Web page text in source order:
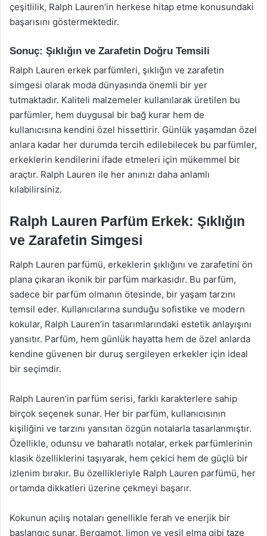
çeşitlilik, Ralph Lauren’in herkese hitap etme konusundaki
başarısını göstermektedir.
Sonuç: Şıklığın ve Zarafetin Doğru Temsili
Ralph Lauren erkek parfümleri, şıklığın ve zarafetin
simgesi olarak moda dünyasında önemli bir yer
tutmaktadır. Kaliteli malzemeler kullanılarak üretilen bu
parfümler, hem duygusal bir bağ kurar hem de
kullanıcısına kendini özel hissettirir. Günlük yaşamdan özel
anlara kadar her durumda tercih edilebilecek bu parfümler,
erkeklerin kendilerini ifade etmeleri için mükemmel bir
araçtır. Ralph Lauren ile her anınızı daha anlamlı
kılabilirsiniz.
Ralph Lauren Parfüm Erkek: Şıklığın
ve Zarafetin Simgesi
Ralph Lauren parfümü, erkeklerin şıklığını ve zarafetini ön
plana çıkaran ikonik bir parfüm markasıdır. Bu parfüm,
sadece bir parfüm olmanın ötesinde, bir yaşam tarzını
temsil eder. Kullanıcılarına sunduğu sofistike ve modern
kokular, Ralph Lauren’in tasarımlarındaki estetik anlayışını
yansıtır. Parfüm, hem günlük hayatta hem de özel anlarda
kendine güvenen bir duruş sergileyen erkekler için ideal
bir seçimdir.
Ralph Lauren’in parfüm serisi, farklı karakterlere sahip
birçok seçenek sunar. Her bir parfüm, kullanıcısının
kişiliğini ve tarzını yansıtan özgün notalarla tasarlanmıştır.
Özellikle, odunsu ve baharatlı notalar, erkek parfümlerinin
klasik özelliklerini taşıyarak, hem çekici hem de güçlü bir
izlenim bırakır. Bu özellikleriyle Ralph Lauren parfümü, her
ortamda dikkatleri üzerine çekmeyi başarır.
Kokunun açılış notaları genellikle ferah ve enerjik bir
başlangıç sunar. Bergamot, limon ve yeşil elma gibi taze